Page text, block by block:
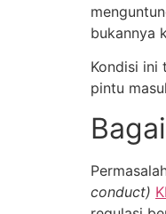
bukannya
Kondisi ini
pintu
conduct)